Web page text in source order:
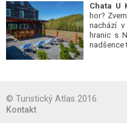
Chata U
hor?
nachází
hranic s
nadšence
© Turistický Atlas 2016
Kontakt